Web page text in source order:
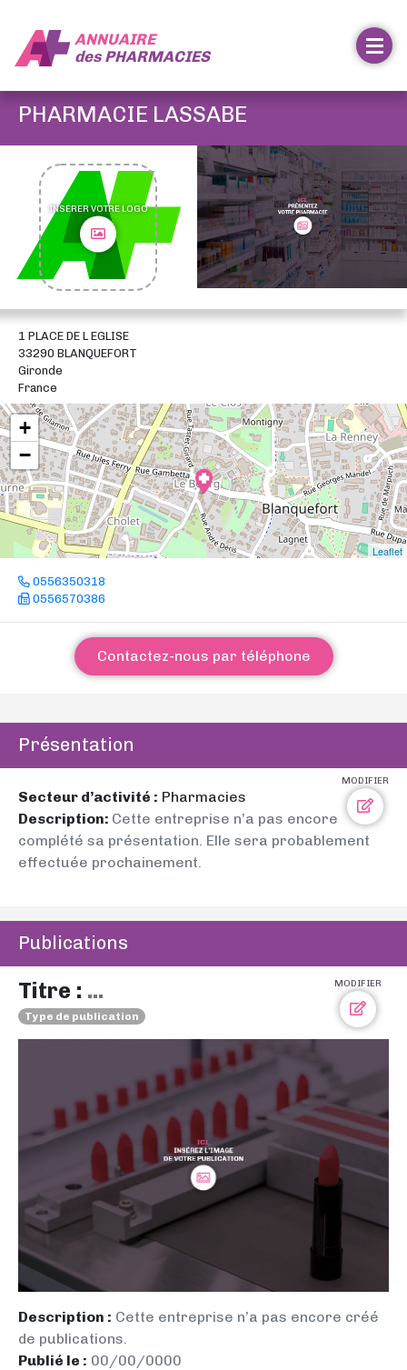
ANNUAIRE
desPHARMACIES
PHARMACIE LASSABE
INSÉRER VOTRE LOGO
1 PLACE DE L EGLISE
33290 BLANQUEFORT
Gironde
France
+
−
Leaflet
0556350318
0556570386
Contactez-nous par téléphone
Présentation
MODIFIER
Secteur d’activité : Pharmacies
Description: Cette entreprise n’a pas encore
complété sa présentation. Elle sera probablement
effectuée prochainement.
Publications
MODIFIER
Titre : ...
Type de publication
Description : Cette entreprise n’a pas encore créé
de publications.
Publié le : 00/00/0000